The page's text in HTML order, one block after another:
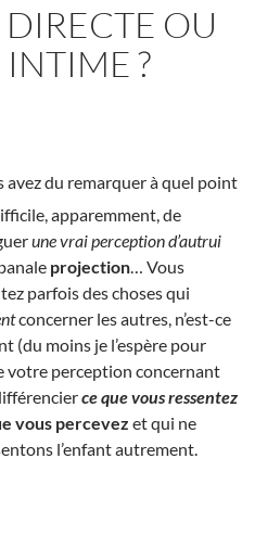
OU
?
avez du remarquer à quel point
apparemment, de
une vrai perception d’autrui
projection … Vous
parfois des choses qui
concerner les autres, n’est-ce
(du moins je l’espère pour
votre perception concernant
ce que vous ressentez
vous percevez et qui ne
l’enfant autrement.